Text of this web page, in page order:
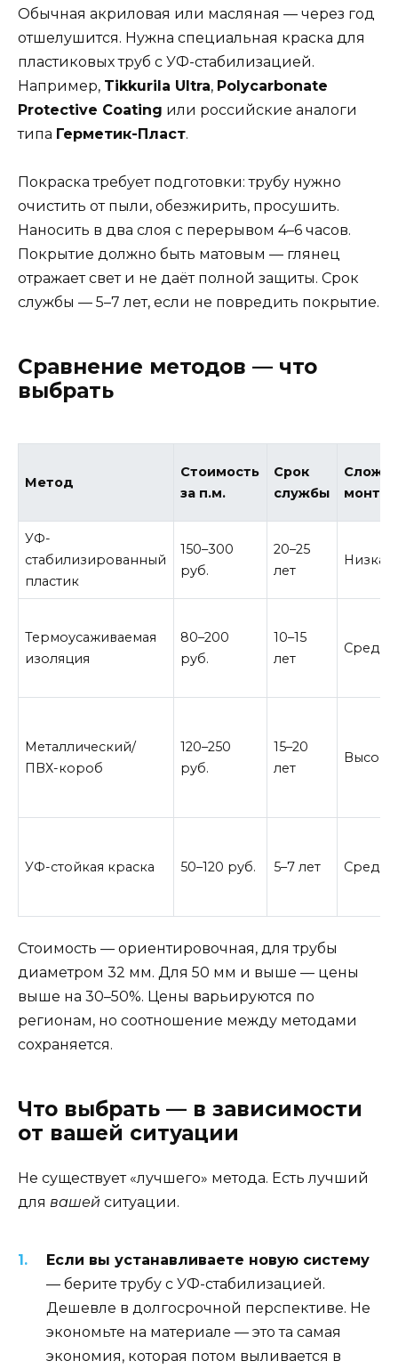
Обычная акриловая или масляная — через год
отшелушится. Нужна специальная краска для
пластиковых труб с УФ-стабилизацией.
Например, Tikkurila Ultra, Polycarbonate
Protective Coating или российские аналоги
типа Герметик-Пласт.
Покраска требует подготовки: трубу нужно
очистить от пыли, обезжирить, просушить.
Наносить в два слоя с перерывом 4–6 часов.
Покрытие должно быть матовым — глянец
отражает свет и не даёт полной защиты. Срок
службы — 5–7 лет, если не повредить покрытие.
Сравнение методов — что
выбрать
Метод
Стоимость
за п.м.
Срок
службы
УФ-
стабилизированный
пластик
150–300
руб.
20–25
лет
Низкая
Термоусаживаемая
изоляция
80–200
руб.
10–15
лет
Металлический/
ПВХ-короб
120–250
руб.
15–20
лет
УФ-стойкая краска 50–120 руб. 5–7 лет
Стоимость — ориентировочная, для трубы
диаметром 32 мм. Для 50 мм и выше — цены
выше на 30–50%. Цены варьируются по
регионам, но соотношение между методами
сохраняется.
Что выбрать — в зависимости
от вашей ситуации
Не существует «лучшего» метода. Есть лучший
для вашей ситуации.
Если вы устанавливаете новую систему
— берите трубу с УФ-стабилизацией.
Дешевле в долгосрочной перспективе. Не
экономьте на материале — это та самая
экономия, которая потом выливается в